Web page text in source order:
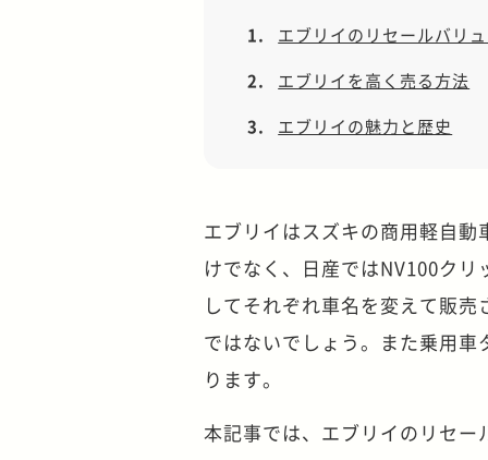
1.
エブリイのリセールバリ
2.
エブリイを高く売る方法
3.
エブリイの魅力と歴史
エブリイはスズキの商用軽自
けでなく、日産ではNV100ク
してそれぞれ車名を変えて販
ではないでしょう。また乗用
ります。
本記事では、エブリイのリセ